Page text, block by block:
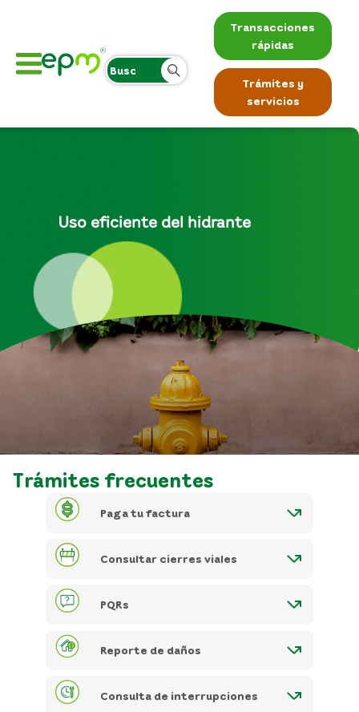
Transacciones
rápidas
Trámites y
servicios
Uso eficiente del hidrante
Trámites frecuentes
Paga tu factura
Consultar cierres viales
PQRs
Reporte de daños
Consulta de interrupciones